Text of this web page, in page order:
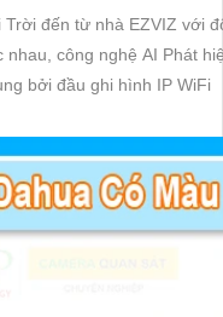
đến từ nhà EZVIZ với
công nghệ AI Phát
bởi đầu ghi hình IP WiFi